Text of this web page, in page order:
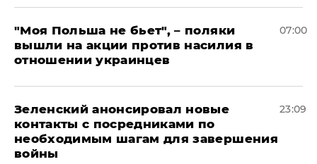
"Моя Польша не бьет", – поляки
вышли на акции против насилия в
отношении украинцев
07:00
Зеленский анонсировал новые
контакты с посредниками по
необходимым шагам для завершения
войны
23:09